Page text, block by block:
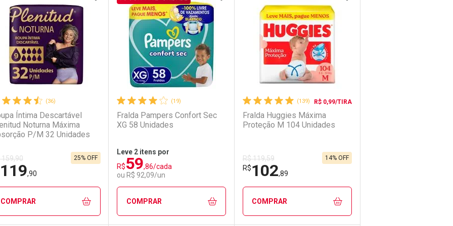
Ativar Desconto
Comprar sem Desconto
Menos
Comprar sem Desconto
Laboratório
Ativar Desconto
Comprar sem Desconto
Por Menos
Comprar sem Desconto
Laboratório
Ativar Desconto
Comprar sem Desconto
Por Menos
Comprar sem Desconto
(36)
Íntima Descartável
Noturna Máxima
P/M 32 Unidades
159,90
119,90
25% OFF
COMPRAR
(19)
Fralda Pampers Confort Sec
XG 58 Unidades
Leve 2 itens por
R$59,86/cada
ou R$ 92,09/un
COMPRAR
(139) R$ 0,99/TIRA
Fralda Huggies Máxima
Proteção M 104 Unidades
R$ 119,59
R$102,89
14% OFF
COMPRAR